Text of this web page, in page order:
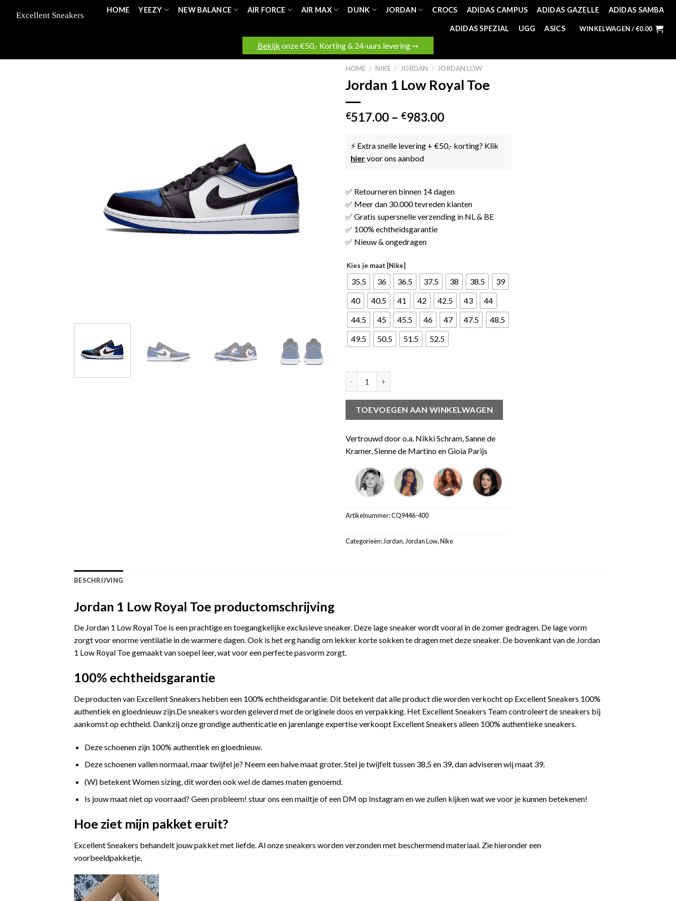
HOME YEEZY NEW BALANCE AIR FORCE AIR MAX DUNK JORDAN CROCS ADIDAS CAMPUS ADIDAS GAZELLE ADIDAS SAMBA
ADIDAS SPEZIAL UGG ASICS WINKELWAGEN /€0.00
Bekijk onze €50,- Korting & 24-uurs levering ➙
HOME / NIKE / JORDAN / JORDAN LOW
Jordan 1 Low Royal Toe
€517.00 – €983.00
⚡ Extra snelle levering + €50,- korting? Klik
hiervoor ons aanbod
✅ Retourneren binnen 14 dagen
✅ Meer dan 30.000 tevreden klanten
✅ Gratis supersnelle verzending in NL & BE
✅ 100% echtheidsgarantie
✅ Nieuw & ongedragen
Kies je maat [Nike]
35.5 36 36.5 37.5 38 38.5
39
40
40.5 41 42 42.5 43
44
44.5
45 45.5 46 47 47.5
48.5
49.5
50.5 51.5 52.5
TOEVOEGEN AAN WINKELWAGEN
Vertrouwd door o.a. Nikki Schram, Sanne de
Kramer, Sienne de Martino en Gioia Parijs
Artikelnummer:CQ9446-400
Categorieën: Jordan, Jordan Low,Nike
BESCHRIJVING
Jordan 1 Low Royal Toe productomschrijving
De Jordan 1 Low Royal Toe is een prachtige en toegangkelijke exclusieve sneaker. Deze lage sneaker wordt vooral in de zomer gedragen. De lage vorm
zorgt voor enorme ventilatie in de warmere dagen. Ook is het erg handig om lekker korte sokken te dragen met deze sneaker. De bovenkant van de Jordan
1 Low Royal Toe gemaakt van soepel leer, wat voor een perfecte pasvorm zorgt.
100% echtheidsgarantie
De producten van Excellent Sneakers hebben een 100% echtheidsgarantie. Dit betekent dat alle product die worden verkocht op Excellent Sneakers 100%
authentiek en gloednieuw zijn.De sneakers worden geleverd met de originele doos en verpakking. Het Excellent Sneakers Team controleert de sneakers bij
aankomst op echtheid. Dankzij onze grondige authenticatie en jarenlange expertise verkoopt Excellent Sneakers alleen 100% authentieke sneakers.
Deze schoenen zijn 100% authentiek en gloednieuw.
Deze schoenen vallen normaal, maar twijfel je? Neem een halve maat groter. Stel je twijfelt tussen 38,5 en 39, dan adviseren wij maat 39.
(W) betekent Women sizing, dit worden ook wel de dames maten genoemd.
Is jouw maat niet op voorraad? Geen probleem! stuur ons een mailtje of een DM op Instagram en we zullen kijken wat we voor je kunnen betekenen!
Hoe ziet mijn pakket eruit?
Excellent Sneakers behandelt jouw pakket met liefde. Al onze sneakers worden verzonden met beschermend materiaal. Zie hieronder een
voorbeeldpakketje.